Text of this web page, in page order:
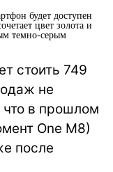
будет доступен
цвет золота и
темно-серым
стоить 749
не
что в прошлом
One M8)
после